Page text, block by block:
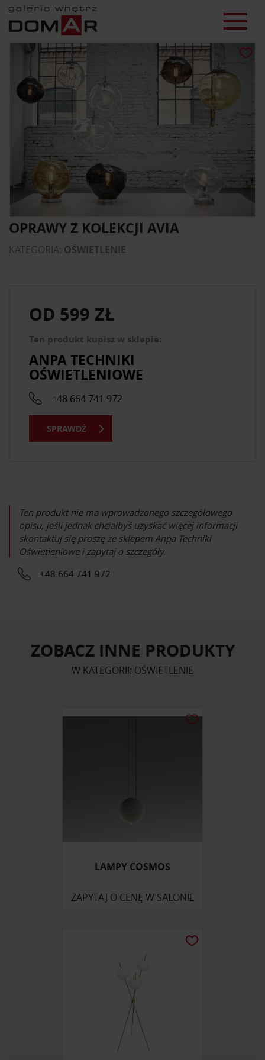
OPRAWY Z KOLEKCJI AVIA
KATEGORIA: OŚWIETLENIE
Ten produkt nie ma wprowadzonego szczegółowego
opisu, jeśli jednak chciałbyś uzyskać więcej informacji
skontaktuj się proszę ze sklepem Anpa Techniki
Oświetleniowei zapytaj o szczegóły.
+48 664 741 972
OD 599 ZŁ
Ten produkt kupisz w sklepie:
ANPA TECHNIKI
OŚWIETLENIOWE
+48 664 741 972
SPRAWDŹ
ZOBACZ INNE PRODUKTY
W KATEGORII: OŚWIETLENIE
LAMPY COSMOS
ZAPYTAJ O CENĘ W SALONIE